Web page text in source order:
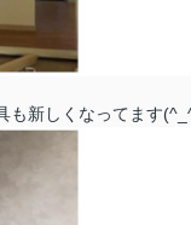
ｅ ■
も新しくなってます